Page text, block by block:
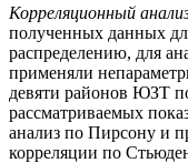
Корреляционный
полученных данных
распределению, для
применяли
девяти районов ЮЗТ
рассматриваемых
анализ по Пирсону и
корреляции по